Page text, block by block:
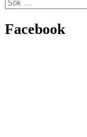
efter:
Facebook